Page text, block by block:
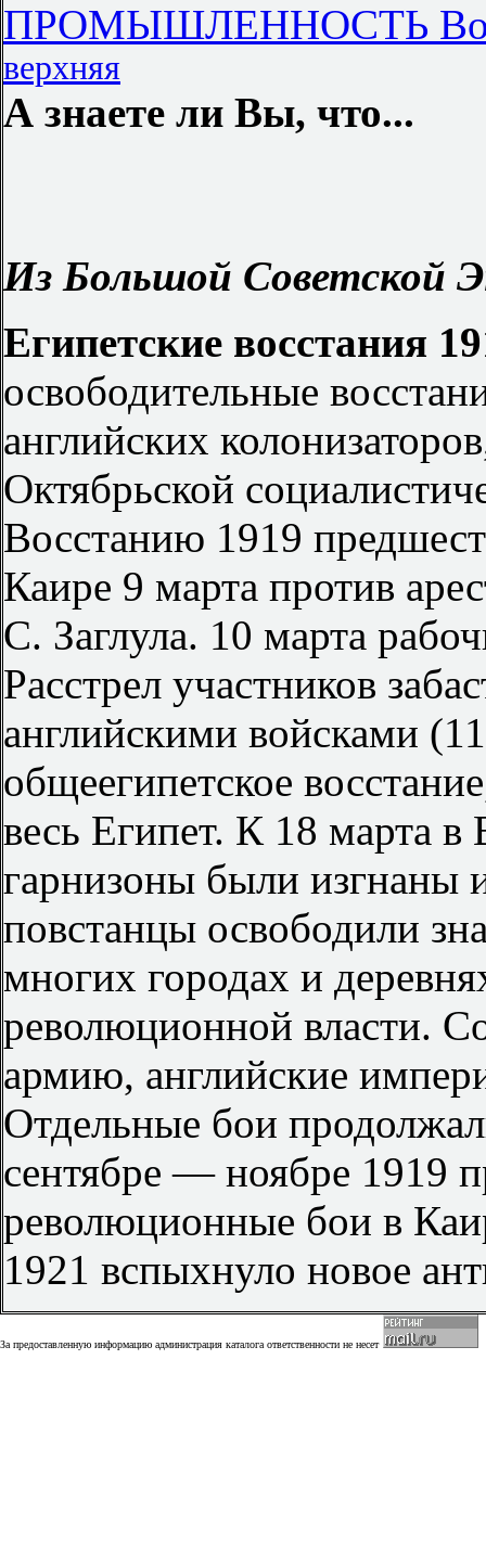
ПРОМЫШЛЕННОСТЬ
верхняя
А знаете ли Вы, что...
Из Большой Советской
Египетские восстания
освободительные
английских
Октябрьской
Восстанию 1919
Каире 9 марта против
С. Заглула. 10 марта
Расстрел участников
английскими войсками
общеегипетское
весь Египет. К 18 марта в
гарнизоны были
повстанцы освободили
многих городах и
революционной власти.
армию, английские
Отдельные бои
сентябре — ноябре 1919
революционные бои в
1921 вспыхнуло новое
За предоставленную информацию администрация каталога ответственности не несет